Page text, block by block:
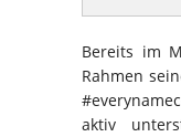
Bereits im
Rahmen
aktiv